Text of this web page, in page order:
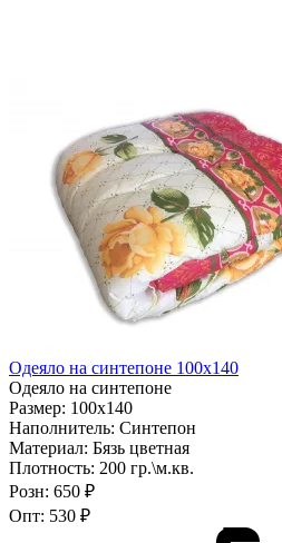
Одеяло на синтепоне 100х140
Одеяло на синтепоне
Размер: 100х140
Наполнитель: Синтепон
Материал: Бязь цветная
Плотность: 200 гр.\м.кв.
Розн: 650 ₽
Опт: 530 ₽